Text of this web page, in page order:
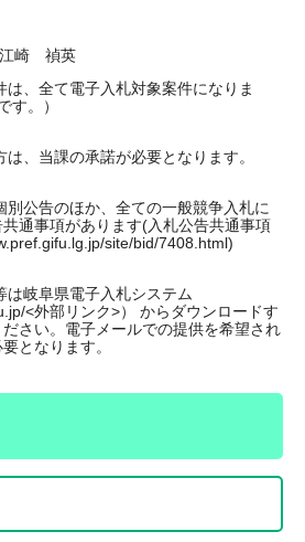
知事 江崎 禎英
は、全て電子入札対象案件になりま
す。）
は、当課の承諾が必要となります。
別公告のほか、全ての一般競争入札に
通事項があります(入札公告共通事項
site/bid/7408.html)
は岐阜県電子入札システム
<外部リンク>） からダウンロードす
さい。電子メールでの提供を希望され
となります。